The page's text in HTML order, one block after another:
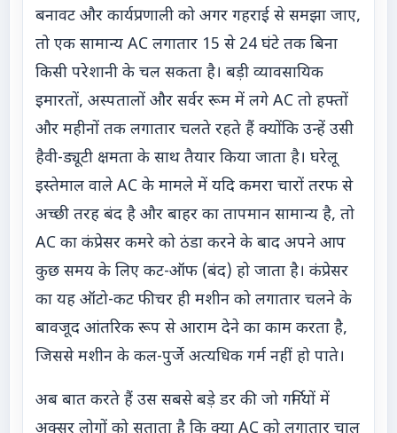
बनावट और कार्यप्रणाली को अगर गहराई से समझा जाए,
तो एक सामान्य AC लगातार 15 से 24 घंटे तक बिना
किसी परेशानी के चल सकता है। बड़ी व्यावसायिक
इमारतों, अस्पतालों और सर्वर रूम में लगे AC तो हफ्तों
और महीनों तक लगातार चलते रहते हैं क्योंकि उन्हें उसी
हैवी-ड्यूटी क्षमता के साथ तैयार किया जाता है। घरेलू
इस्तेमाल वाले AC के मामले में यदि कमरा चारों तरफ से
अच्छी तरह बंद है और बाहर का तापमान सामान्य है, तो
AC का कंप्रेसर कमरे को ठंडा करने के बाद अपने आप
कुछ समय के लिए कट-ऑफ (बंद) हो जाता है। कंप्रेसर
का यह ऑटो-कट फीचर ही मशीन को लगातार चलने के
बावजूद आंतरिक रूप से आराम देने का काम करता है,
जिससे मशीन के कल-पुर्जे अत्यधिक गर्म नहीं हो पाते।
अब बात करते हैं उस सबसे बड़े डर की जो गर्मियों में